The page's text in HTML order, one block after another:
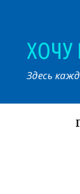
ХОЧУ
Здесь